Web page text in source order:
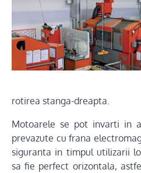
rotirea stanga-dreapta.
Motoarele se pot invarti in
prevazute cu frana
siguranta in timpul utilizarii
sa fie perfect orizontala,